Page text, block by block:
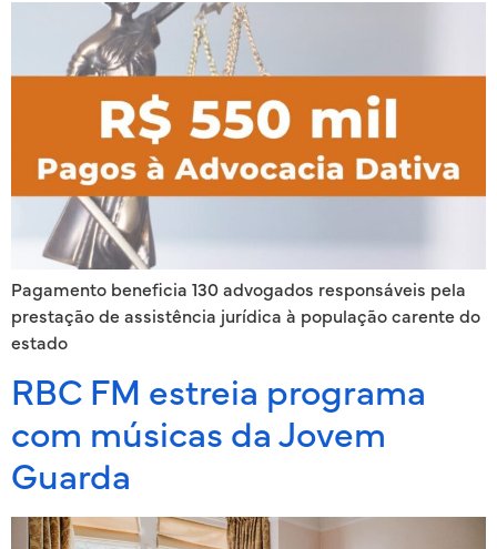
Pagamento beneficia 130 advogados responsáveis pela
prestação de assistência jurídica à população carente do
estado
RBC FM estreia programa
com músicas da Jovem
Guarda